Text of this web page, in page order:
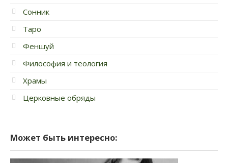
Сонник
Таро
Феншуй
Философия и теология
Храмы
Церковные обряды
Может быть интересно: